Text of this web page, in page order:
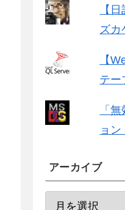
【
ズカ
【
テー
「
ョ
アーカイブ